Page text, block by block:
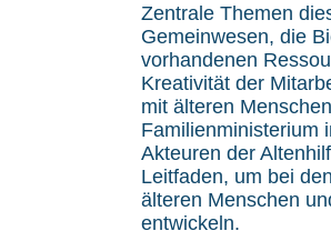
Zentrale Themen
Gemeinwesen, die
vorhandenen
Kreativität der
mit älteren
Familienministerium
Akteuren der
Leitfaden, um bei
älteren Menschen
entwickeln.